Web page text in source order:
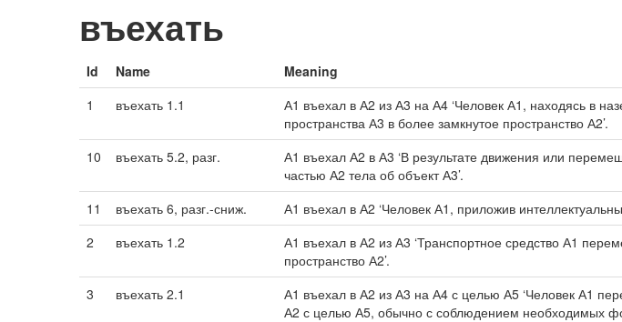
въехать
Id Name Meaning
1
въехать 1.1
А1 въехал в А2 из А3 на А4 ‘Человек А1, находясь в
пространства А3 в более замкнутое пространство А2’.
10 въехать 5.2, разг.
А1 въехал А2 в А3 ‘В результате движения или
частью А2 тела об объект А3’.
11 въехать 6, разг.-сниж. А1 въехал в А2 ‘Человек А1, приложив
2
въехать 1.2
А1 въехал в А2 из А3 ‘Транспортное средство А1
пространство А2’.
3 въехать 2.1
А1 въехал в А2 из А3 на А4 с целью А5 ‘Человек А1
А2 с целью А5, обычно с соблюдением необходимых